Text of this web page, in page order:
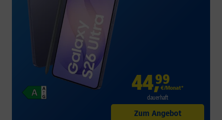
44,99
€/Monat*
dauerhaft
Zum Angebot